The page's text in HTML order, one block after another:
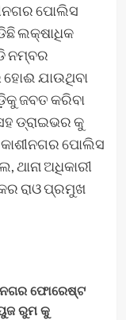
ପୋଲିସ
ଲକ୍ଷାଧିକ
ନମ୍ବର
ହୋଈ ଯାଉଥିବା
ଜବତ କରିବା
ଡ୍ରାଇଭର କୁ
ପୋଲିସ
ଥାନା ଅଧିକାରୀ
ରାଓ ପ୍ରମୁଖ
ଫୋରେଷ୍ଟ
ରୁମ କୁ